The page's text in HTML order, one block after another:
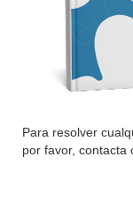
Para resolver
por favor, contacta